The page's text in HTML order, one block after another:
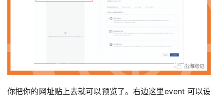
你把你的网址贴上去就可以预览了。右边这里event 可以设